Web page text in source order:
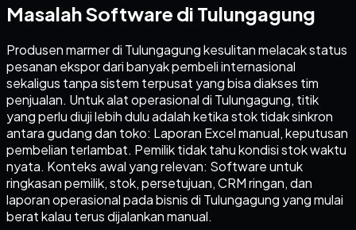
Masalah Software di Tulungagung
Produsen marmer di Tulungagung kesulitan melacak status
pesanan ekspor dari banyak pembeli internasional
sekaligus tanpa sistem terpusat yang bisa diakses tim
penjualan. Untuk alat operasional di Tulungagung, titik
yang perlu diuji lebih dulu adalah ketika stok tidak sinkron
antara gudang dan toko: Laporan Excel manual, keputusan
pembelian terlambat. Pemilik tidak tahu kondisi stok waktu
nyata. Konteks awal yang relevan: Software untuk
ringkasan pemilik, stok, persetujuan, CRM ringan, dan
laporan operasional pada bisnis di Tulungagung yang mulai
berat kalau terus dijalankan manual.